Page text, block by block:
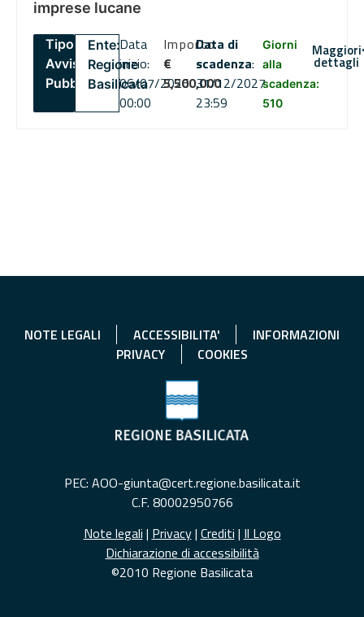
imprese lucane
Tipo:
Avviso
Pubblico
Ente:
Regione
Basilicata
Data
inizio:
06/07/2026
00:00
Importo
€
5,500,000
Data di
scadenza:
31/12/2027
23:59
Giorni
alla
scadenza:
510
Maggiori
dettagli
NOTE LEGALI ACCESSIBILITA'
INFORMAZIONI
PRIVACY
COOKIES
PEC: AOO-giunta@cert.regione.basilicata.it
C.F. 80002950766
Note legali | Privacy| Crediti | Il Logo
Dichiarazione di accessibilità
©2010 Regione Basilicata